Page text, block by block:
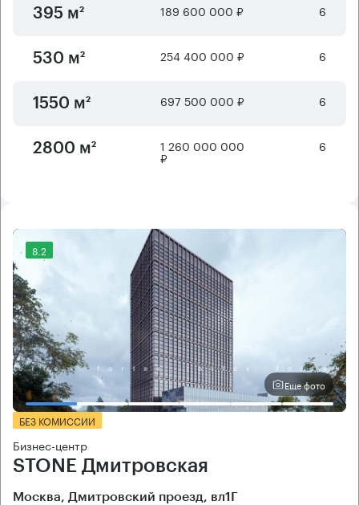
395 м² 189 600 000 ₽ 6
530 м² 254 400 000 ₽ 6
1550 м² 697 500 000 ₽ 6
2800 м² 1 260 000 000
₽
6
8.2
Еще фото
БЕЗ КОМИССИИ
Бизнес-центр
STONE Дмитровская
Москва, Дмитровский проезд, вл1Г